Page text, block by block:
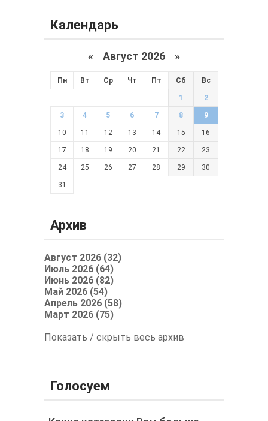
Календарь
« Август 2026 »
Пн Вт Ср Чт Пт Сб Вс
1 2
3 4 5 6 7 8 9
10 11 12 13 14 15 16
17 18 19 20 21 22 23
24 25 26 27 28 29 30
31
Архив
Август 2026 (32)
Июль 2026 (64)
Июнь 2026 (82)
Май 2026 (54)
Апрель 2026 (58)
Март 2026 (75)
Показать / скрыть весь архив
Голосуем